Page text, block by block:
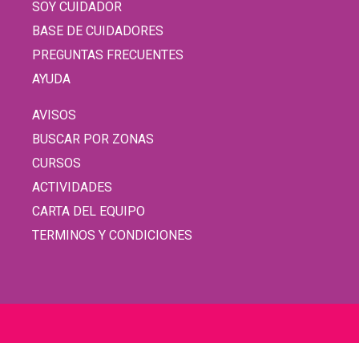
SOY CUIDADOR
BASE DE CUIDADORES
PREGUNTAS FRECUENTES
AYUDA
AVISOS
BUSCAR POR ZONAS
CURSOS
ACTIVIDADES
CARTA DEL EQUIPO
TERMINOS Y CONDICIONES